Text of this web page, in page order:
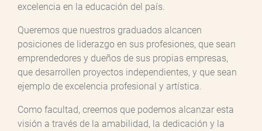
excelencia en la educación del país.
Queremos que nuestros graduados alcancen
posiciones de liderazgo en sus profesiones, que sean
emprendedores y dueños de sus propias empresas,
que desarrollen proyectos independientes, y que sean
ejemplo de excelencia profesional y artística.
Como facultad, creemos que podemos alcanzar esta
visión a través de la amabilidad, la dedicación y la